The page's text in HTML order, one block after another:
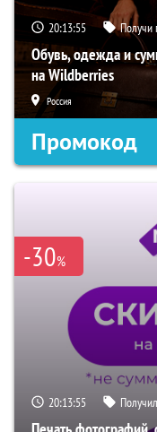
20:13:54 Получи
Обувь, одежда и
на Wildberries
Россия
Промокод
-30%
20:13:54